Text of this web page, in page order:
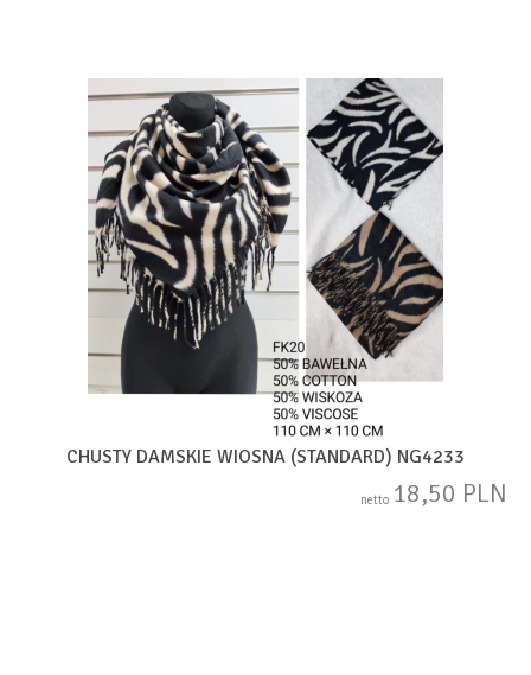
CHUSTY DAMSKIE WIOSNA (STANDARD) NG4233
netto 18,50 PLN